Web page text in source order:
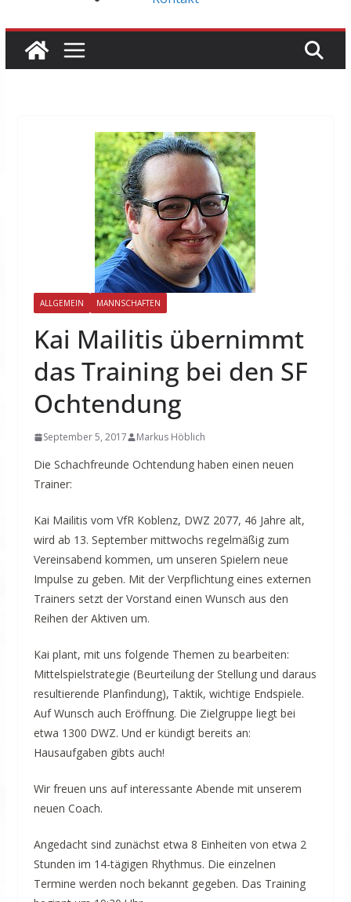
ALLGEMEIN MANNSCHAFTEN
Kai Mailitis übernimmt
das Training bei den SF
Ochtendung
September 5, 2017 Markus Höblich
Die Schachfreunde Ochtendung haben einen neuen
Trainer:
Kai Mailitis vom VfR Koblenz, DWZ 2077, 46 Jahre alt,
wird ab 13. September mittwochs regelmäßig zum
Vereinsabend kommen, um unseren Spielern neue
Impulse zu geben. Mit der Verpflichtung eines externen
Trainers setzt der Vorstand einen Wunsch aus den
Reihen der Aktiven um.
Kai plant, mit uns folgende Themen zu bearbeiten:
Mittelspielstrategie (Beurteilung der Stellung und daraus
resultierende Planfindung), Taktik, wichtige Endspiele.
Auf Wunsch auch Eröffnung. Die Zielgruppe liegt bei
etwa 1300 DWZ. Und er kündigt bereits an:
Hausaufgaben gibts auch!
Wir freuen uns auf interessante Abende mit unserem
neuen Coach.
Angedacht sind zunächst etwa 8 Einheiten von etwa 2
Stunden im 14-tägigen Rhythmus. Die einzelnen
Termine werden noch bekannt gegeben. Das Training